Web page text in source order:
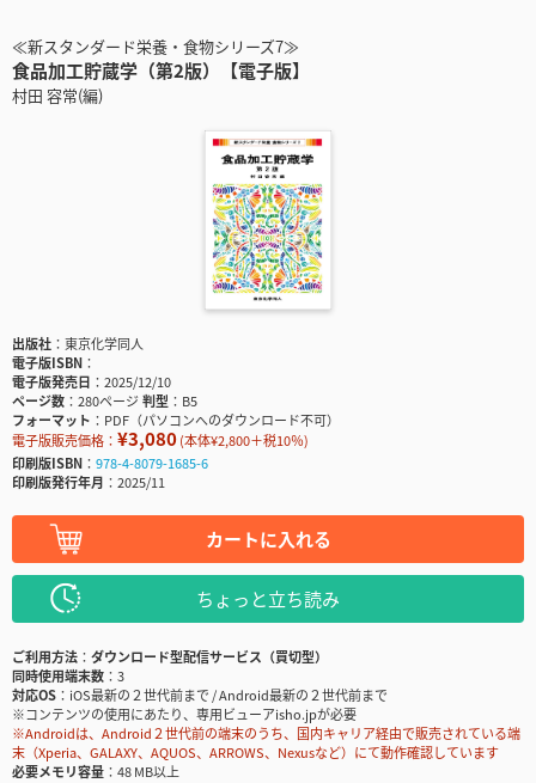
≪新スタンダード栄養・食物シリーズ7≫
食品加工貯蔵学（第2版）【電子版】
村田 容常(編)
出版社
東京化学同人
電子版ISBN
電子版発売日
2025/12/10
ページ数
280ページ判型
B5
フォーマット
PDF（パソコンへのダウンロード不可）
電子版販売価格： ¥3,080(本体¥2,800＋税10％)
印刷版ISBN
978-4-8079-1685-6
印刷版発行年月
2025/11
カートに入れる
ちょっと立ち読み
ご利用方法
ダウンロード型配信サービス（買切型）
同時使用端末数
3
対応OS
iOS最新の２世代前まで / Android最新の２世代前まで
※コンテンツの使用にあたり、専用ビューアisho.jpが必要
※Androidは、Android２世代前の端末のうち、国内キャリア経由で販売されている端
末（Xperia、GALAXY、AQUOS、ARROWS、Nexusなど）にて動作確認しています
必要メモリ容量
48 MB以上